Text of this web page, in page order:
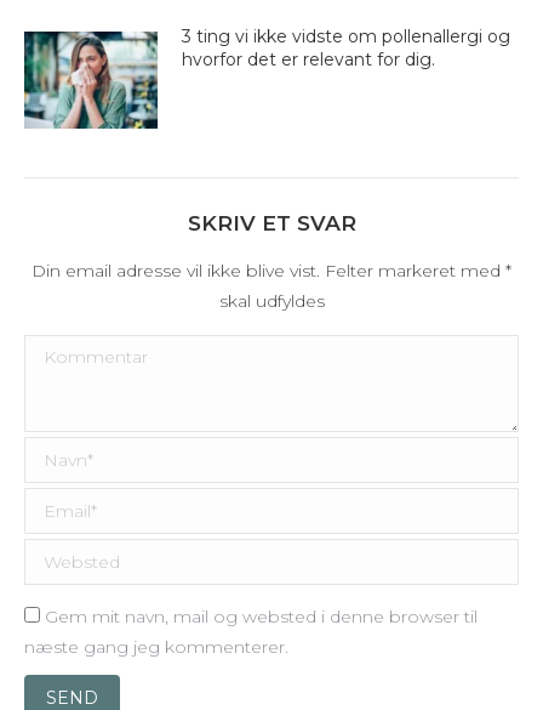
3 ting vi ikke vidste om pollenallergi og
hvorfor det er relevant for dig.
SKRIV ET SVAR
Din email adresse vil ikke blive vist. Felter markeret med *
skal udfyldes
Kommentar
Navn *
Email *
Websted
Gem mit navn, mail og websted i denne browser til
næste gang jeg kommenterer.
SEND